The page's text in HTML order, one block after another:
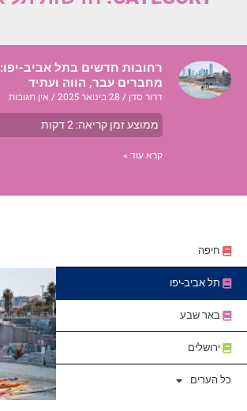
רחובות חדשים בתל אביב-יפו:
מחברים עבר, הווה ועתיד
דרור סדן אין תגובות
ממוצע זמן קריאה: 2דקות
קרא עוד »
חיפה
תל אביב-יפו
באר שבע
ירושלים
כל הערים